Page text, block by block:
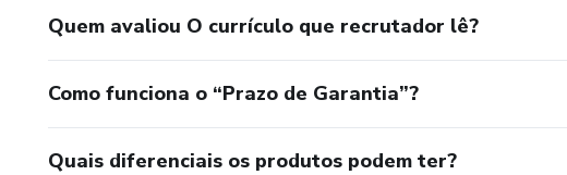
Quem avaliou O currículo que recrutador lê?
Como funciona o “Prazo de Garantia”?
Quais diferenciais os produtos podem ter?